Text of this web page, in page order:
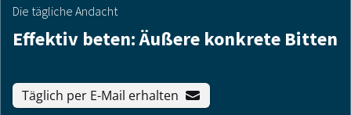
Die tägliche Andacht
Effektiv beten: Äußere konkrete Bitten
Täglich per E-Mail erhalten